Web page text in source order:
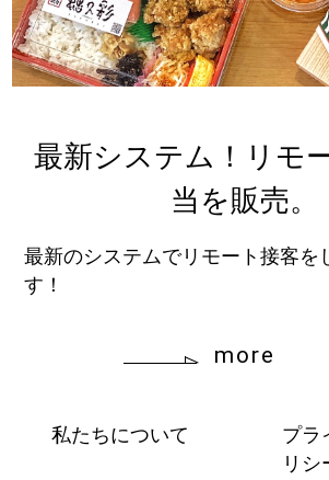
最新システム！リモ
当を販売。
最新のシステムでリモート接客を
す！
more
私たちについて
プラ
リシ